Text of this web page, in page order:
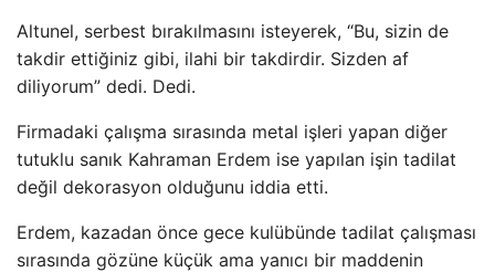
Altunel, serbest bırakılmasını isteyerek, “Bu, sizin de
takdir ettiğiniz gibi, ilahi bir takdirdir. Sizden af ​​
diliyorum” dedi. Dedi.
Firmadaki çalışma sırasında metal işleri yapan diğer
tutuklu sanık Kahraman Erdem ise yapılan işin tadilat
değil dekorasyon olduğunu iddia etti.
Erdem, kazadan önce gece kulübünde tadilat çalışması
sırasında gözüne küçük ama yanıcı bir maddenin